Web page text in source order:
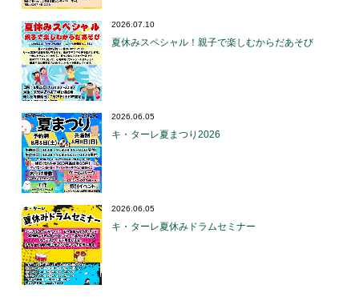
2026.07.10
夏休みスペシャル！親子で楽しむからだあそび
2026.06.05
キ・ターレ夏まつり2026
2026.06.05
キ・ターレ夏休みドラムセミナー